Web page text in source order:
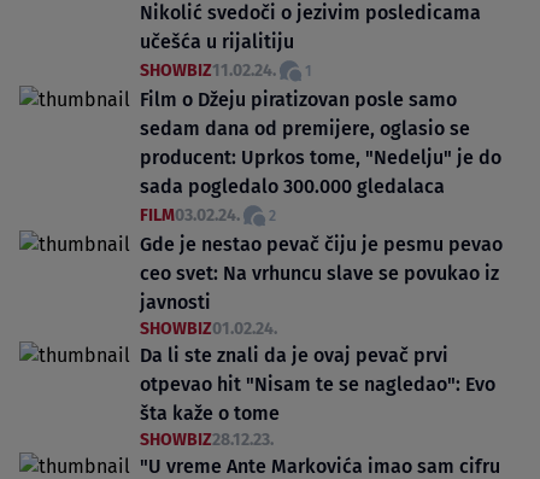
Nikolić svedoči o jezivim posledicama
učešća u rijalitiju
SHOWBIZ11.02.24. 1
Film o Džeju piratizovan posle samo
sedam dana od premijere, oglasio se
producent: Uprkos tome, "Nedelju" je do
sada pogledalo 300.000 gledalaca
FILM03.02.24. 2
Gde je nestao pevač čiju je pesmu pevao
ceo svet: Na vrhuncu slave se povukao iz
javnosti
SHOWBIZ01.02.24.
Da li ste znali da je ovaj pevač prvi
otpevao hit "Nisam te se nagledao": Evo
šta kaže o tome
SHOWBIZ28.12.23.
"U vreme Ante Markovića imao sam cifru